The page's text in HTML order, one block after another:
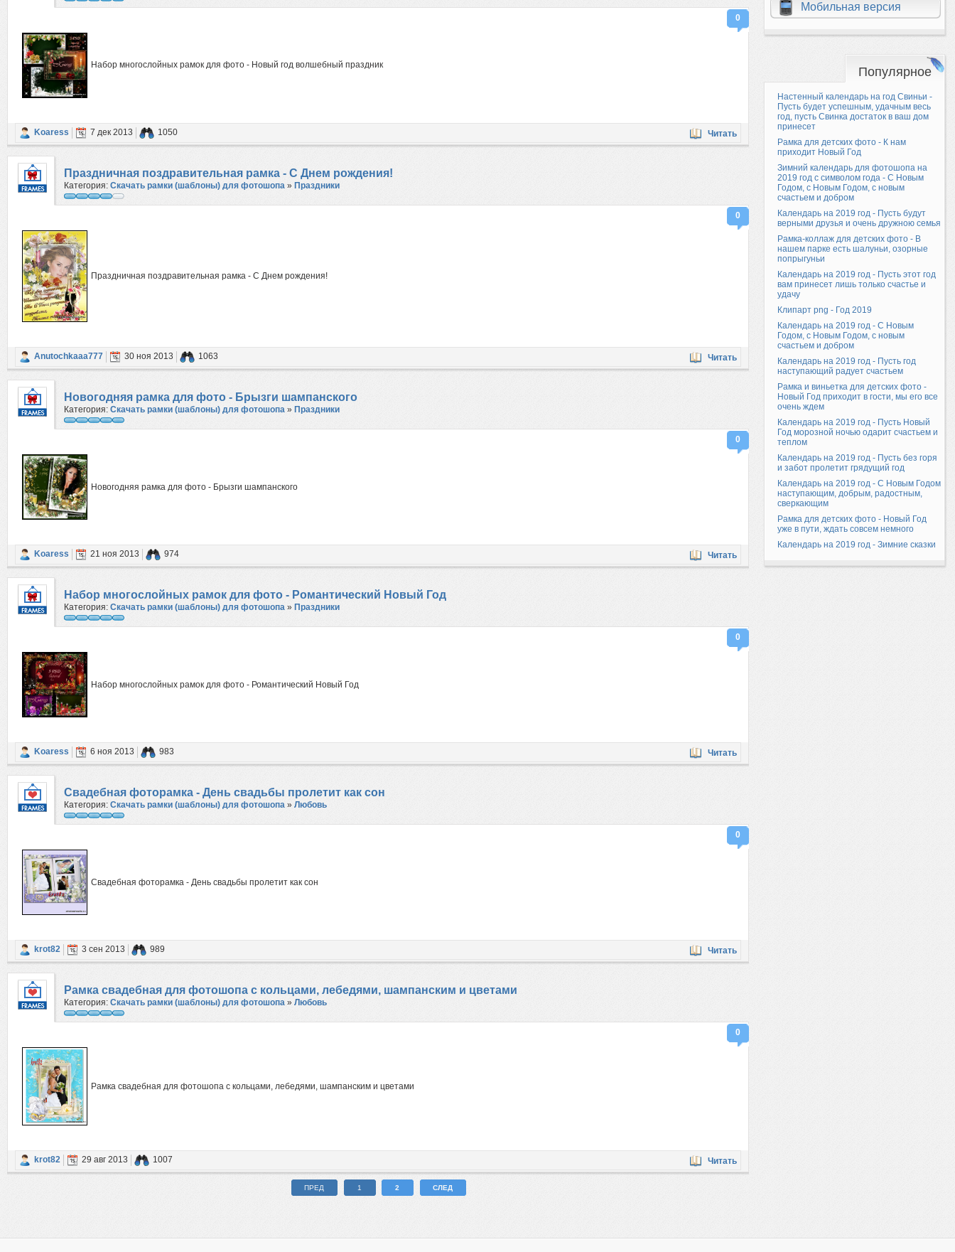
0
Набор многослойных рамок для фото - Новый год волшебный праздник
Читать
Koaress 7 дек 2013 1050
Праздничная поздравительная рамка - С Днем рождения!
Категория: Скачать рамки (шаблоны) для фотошопа » Праздники
0
Праздничная поздравительная рамка - С Днем рождения!
Читать
Anutochkaaa777 30 ноя 2013 1063
Новогодняя рамка для фото - Брызги шампанского
Категория: Скачать рамки (шаблоны) для фотошопа » Праздники
0
Новогодняя рамка для фото - Брызги шампанского
Читать
Koaress 21 ноя 2013 974
Набор многослойных рамок для фото - Романтический Новый Год
Категория: Скачать рамки (шаблоны) для фотошопа » Праздники
0
Набор многослойных рамок для фото - Романтический Новый Год
Читать
Koaress 6 ноя 2013 983
Свадебная фоторамка - День свадьбы пролетит как сон
Категория: Скачать рамки (шаблоны) для фотошопа » Любовь
0
Свадебная фоторамка - День свадьбы пролетит как сон
Читать
krot82 3 сен 2013 989
Рамка свадебная для фотошопа с кольцами, лебедями, шампанским и цветами
Категория: Скачать рамки (шаблоны) для фотошопа » Любовь
0
Рамка свадебная для фотошопа с кольцами, лебедями, шампанским и цветами
Читать
krot82 29 авг 2013 1007
ПРЕД 1 2 СЛЕД
Мобильная версия
Популярное
Настенный календарь на год Свиньи -
Пусть будет успешным, удачным весь
год, пусть Свинка достаток в ваш дом
принесет
Рамка для детских фото - К нам
приходит Новый Год
Зимний календарь для фотошопа на
2019 год с символом года - С Новым
Годом, с Новым Годом, с новым
счастьем и добром
Календарь на 2019 год - Пусть будут
верными друзья и очень дружною семья
Рамка-коллаж для детских фото - В
нашем парке есть шалуньи, озорные
попрыгуньи
Календарь на 2019 год - Пусть этот год
вам принесет лишь только счастье и
удачу
Клипарт png - Год 2019
Календарь на 2019 год - С Новым
Годом, с Новым Годом, с новым
счастьем и добром
Календарь на 2019 год - Пусть год
наступающий радует счастьем
Рамка и виньетка для детских фото -
Новый Год приходит в гости, мы его все
очень ждем
Календарь на 2019 год - Пусть Новый
Год морозной ночью одарит счастьем и
теплом
Календарь на 2019 год - Пусть без горя
и забот пролетит грядущий год
Календарь на 2019 год - С Новым Годом
наступающим, добрым, радостным,
сверкающим
Рамка для детских фото - Новый Год
уже в пути, ждать совсем немного
Календарь на 2019 год - Зимние сказки